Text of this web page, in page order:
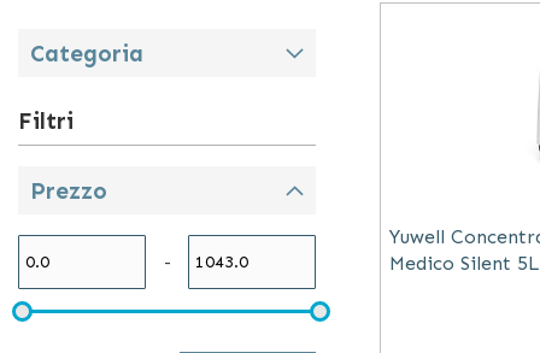
Yuwell
Medico Silent
Categoria
Filtri
Prezzo
-